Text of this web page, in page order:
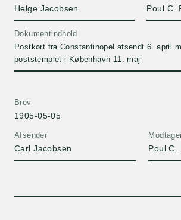
Helge Jacobsen Poul C.
Dokumentindhold
Postkort fra Constantinopel afsendt 6. april
poststemplet i København 11. maj
Afsender
Carl Jacobsen
Brev
1905-05-05
Poul C.